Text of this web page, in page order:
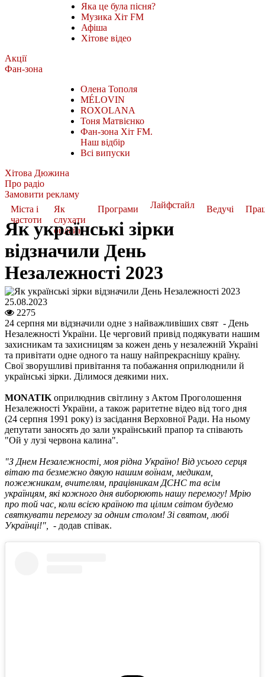
Яка це була пісня?
Музика Хіт FM
Афіша
Хітове відео
Акції
Фан-зона
Олена Тополя
MÉLOVIN
ROXOLANA
Тоня Матвієнко
Фан-зона Хіт FM.
Наш відбір
Всі випуски
Хітова Дюжина
Про радіо
Замовити рекламу
Міста і
частоти
Як
слухати
онлайн
Програми Лайфстайл Ведучі
Як українські зірки
відзначили День
Незалежності 2023
25.08.2023
2275
24 серпня ми відзначили одне з найважливіших свят - День
Незалежності України. Це черговий привід подякувати нашим
захисникам та захисницям за кожен день у незалежній Україні
та привітати одне одного та нашу найпрекраснішу країну.
Свої зворушливі привітання та побажання оприлюднили й
українські зірки. Ділимося деякими них.
MONATIK оприлюднив світлину з Актом Проголошення
Незалежності України, а також раритетне відео від того дня
(24 серпня 1991 року) із засідання Верховної Ради. На ньому
депутати заносять до зали український прапор та співають
"Ой у лузі червона калина".
"З Днем Незалежності, моя рідна Україно! Від усього серця
вітаю та безмежно дякую нашим воїнам, медикам,
пожежникам, вчителям, працівникам ДСНС та всім
українцям, які кожного дня виборюють нашу перемогу! Мрію
про той час, коли всією країною та цілим світом будемо
святкувати перемогу за одним столом! Зі святом, любі
Українці!",
- додав співак.